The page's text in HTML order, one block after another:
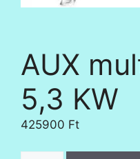
AUX
5,3 KW
425900 Ft